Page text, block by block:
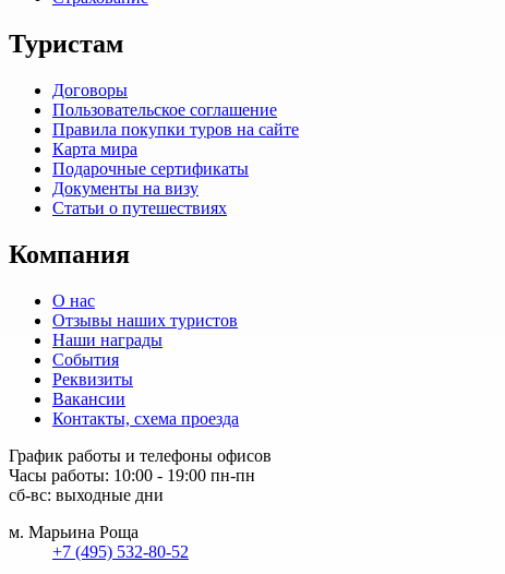
Туристам
Договоры
Пользовательское соглашение
Правила покупки туров на сайте
Карта мира
Подарочные сертификаты
Документы на визу
Статьи о путешествиях
Компания
О нас
Отзывы наших туристов
Наши награды
События
Реквизиты
Вакансии
Контакты, схема проезда
График работы и телефоны офисов
Часы работы: 10:00 - 19:00 пн-пн
сб-вс: выходные дни
м. Марьина Роща
+7 (495) 532-80-52